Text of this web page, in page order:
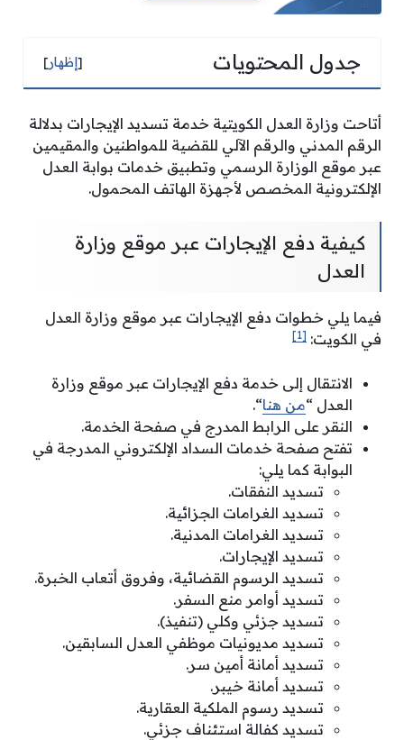
جدول المحتويات [إظهار]
أتاحت وزارة العدل الكويتية خدمة تسديد الإيجارات بدلالة
الرقم المدني والرقم الآلي للقضية للمواطنين والمقيمين
عبر موقع الوزارة الرسمي وتطبيق خدمات بوابة العدل
الإلكترونية المخصص لأجهزة الهاتف المحمول.
كيفية دفع الإيجارات عبر موقع وزارة
العدل
فيما يلي خطوات دفع الإيجارات عبر موقع وزارة العدل
في الكويت: [1]
الانتقال إلى خدمة دفع الإيجارات عبر موقع وزارة
العدل “من هنا“.
النقر على الرابط المدرج في صفحة الخدمة.
تفتح صفحة خدمات السداد الإلكتروني المدرجة في
البوابة كما يلي:
تسديد النفقات.
تسديد الغرامات الجزائية.
تسديد الغرامات المدنية.
تسديد الإيجارات.
تسديد الرسوم القضائية، وفروق أتعاب الخبرة.
تسديد أوامر منع السفر.
تسديد جزئي وكلي (تنفيذ).
تسديد مديونيات موظفي العدل السابقين.
تسديد أمانة أمين سر.
تسديد أمانة خيبر.
تسديد رسوم الملكية العقارية.
تسديد كفالة استئناف جزئي.